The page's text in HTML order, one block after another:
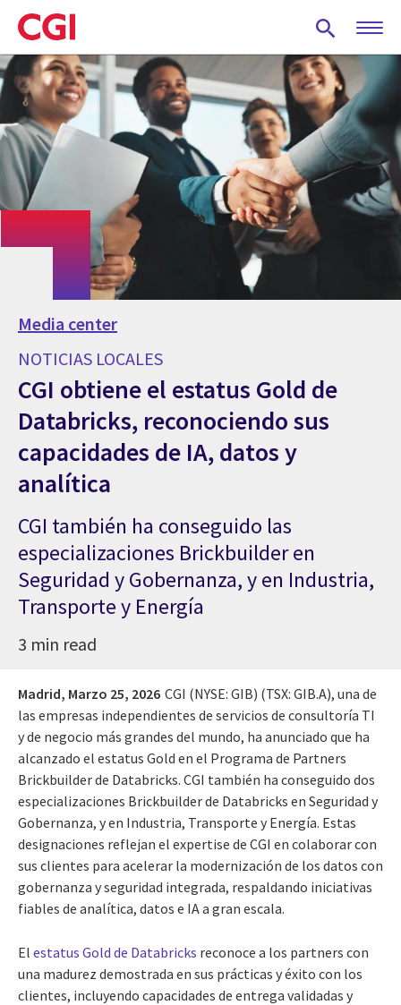
Skip
to
main
content
Media center
NOTICIAS LOCALES
CGI obtiene el estatus Gold de
Databricks, reconociendo sus
capacidades de IA, datos y
analítica
CGI también ha conseguido las
especializaciones Brickbuilder en
Seguridad y Gobernanza, y en Industria,
Transporte y Energía
3 min read
Madrid, Marzo 25, 2026 CGI (NYSE: GIB) (TSX: GIB.A), una de
las empresas independientes de servicios de consultoría TI
y de negocio más grandes del mundo, ha anunciado que ha
alcanzado el estatus Gold en el Programa de Partners
Brickbuilder de Databricks. CGI también ha conseguido dos
especializaciones Brickbuilder de Databricks en Seguridad y
Gobernanza, y en Industria, Transporte y Energía. Estas
designaciones reflejan el expertise de CGI en colaborar con
sus clientes para acelerar la modernización de los datos con
gobernanza y seguridad integrada, respaldando iniciativas
fiables de analítica, datos e IA a gran escala.
El estatus Gold de Databricks reconoce a los partners con
una madurez demostrada en sus prácticas y éxito con los
clientes, incluyendo capacidades de entrega validadas y